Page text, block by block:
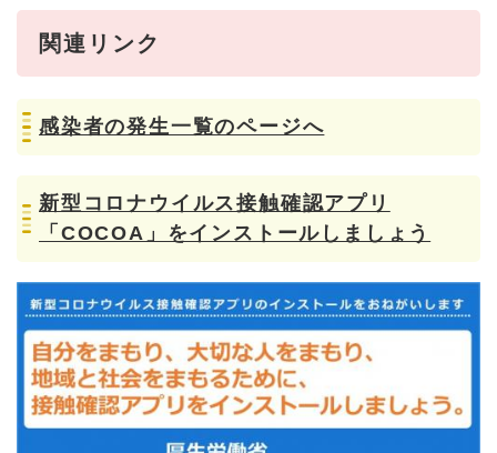
関連リンク
感染者の発生一覧のページへ
新型コロナウイルス接触確認アプリ
「COCOA」をインストールしましょう